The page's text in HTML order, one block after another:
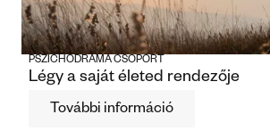
PSZICHODRÁMA CSOPORT
Légy a saját életed rendezője
További információ